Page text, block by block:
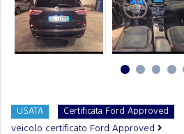
USATA Certificata Ford Approved
veicolo certificato Ford Approved